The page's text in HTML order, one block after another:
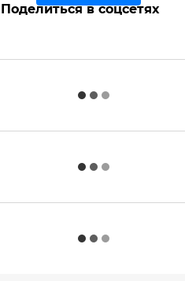
Поделиться в соцсетях